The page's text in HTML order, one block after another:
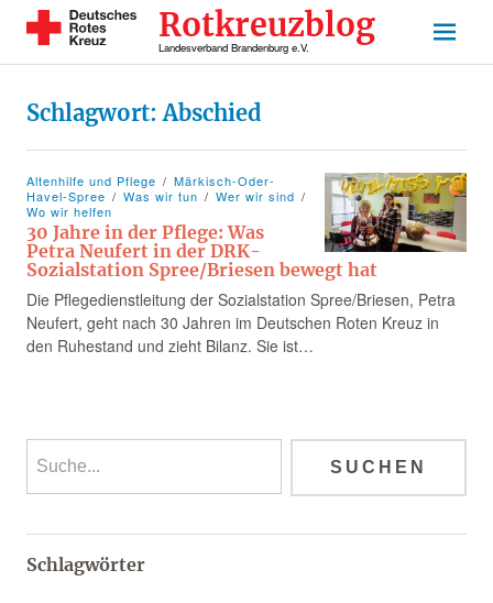
Rotkreuzblog
Landesverband Brandenburg e.V.
Schlagwort:Abschied
Altenhilfe und Pflege
Märkisch-Oder-
Havel-Spree
Was wir tun
Wer wir sind
Wo wir helfen
30 Jahre in der Pflege: Was
Petra Neufert in der DRK-
Sozialstation Spree/Briesen bewegt hat
Die Pflegedienstleitung der Sozialstation Spree/Briesen, Petra
Neufert, geht nach 30 Jahren im Deutschen Roten Kreuz in
den Ruhestand und zieht Bilanz. Sie ist…
Schlagwörter